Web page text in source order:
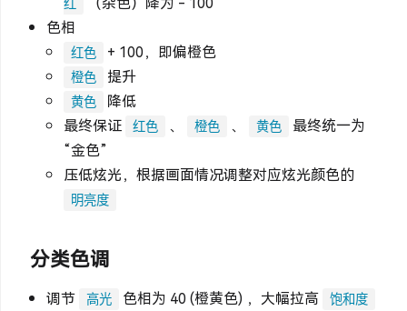
红
色相
红色 + 100，即偏橙色
橙色 提升
黄色
降低
最终保证
红色 、 橙色 、 黄色
最终统一为
“金色”
压低炫光，根据画面情况调整对应炫光颜色的
明亮度
分类色调
调节 高光 色相为 40 (橙黄色) ，大幅拉高 饱和度